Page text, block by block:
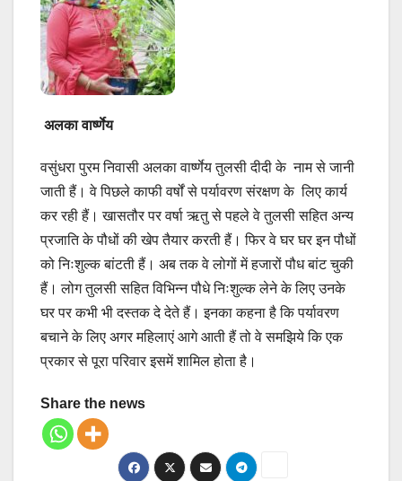
अलका वार्ष्णेय
वसुंधरा पुरम निवासी अलका वार्ष्णेय तुलसी दीदी के नाम से जानी
जाती हैं। वे पिछले काफी वर्षों से पर्यावरण संरक्षण के लिए कार्य
कर रही हैं। खासतौर पर वर्षा ऋतु से पहले वे तुलसी सहित अन्य
प्रजाति के पौधों की खेप तैयार करती हैं। फिर वे घर घर इन पौधों
को निःशुल्क बांटती हैं। अब तक वे लोगों में हजारों पौध बांट चुकी
हैं। लोग तुलसी सहित विभिन्न पौधे निःशुल्क लेने के लिए उनके
घर पर कभी भी दस्तक दे देते हैं। इनका कहना है कि पर्यावरण
बचाने के लिए अगर महिलाएं आगे आती हैं तो वे समझिये कि एक
प्रकार से पूरा परिवार इसमें शामिल होता है।
Share the news